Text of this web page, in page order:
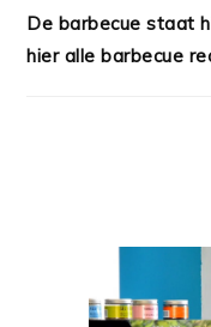
De barbecue staat
hier alle barbecue